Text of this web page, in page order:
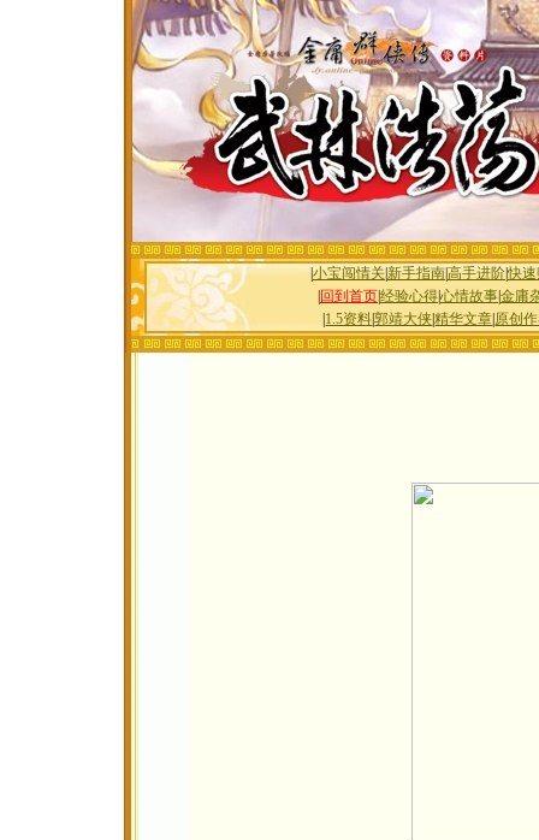
|小宝闯情关|新手指南|高手进阶|快
回到首页经验心得心情故事金庸
1.5资料|郭靖大侠|精华文章 原创